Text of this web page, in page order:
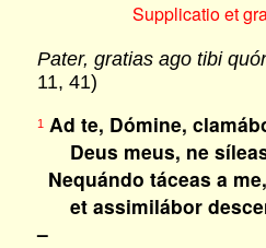
Supplicatio et
Pater, gratias ago tibi
11, 41)
1Ad te, Dómine,
Deus meus, ne
Nequándo táceas a
et assimilábor
–